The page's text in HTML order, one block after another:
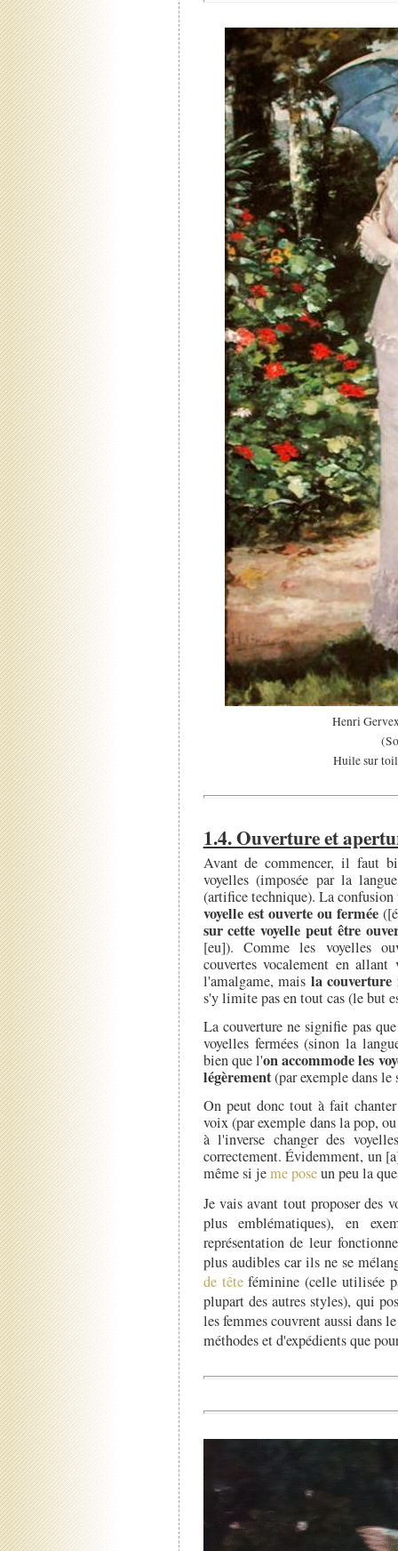
Henri
Huile sur
1.4. Ouverture et
Avant de commencer, il faut
voyelles (imposée par la
(artifice technique). La
voyelle est ouverte ou fermée
sur cette voyelle peut être
[eu]). Comme les voyelles
couvertes vocalement en
l'amalgame, mais la couverture
s'y limite pas en tout cas (le but
La couverture ne signifie pas
voyelles fermées (sinon la
bien que l'on accommode les
légèrement(par exemple dans le
On peut donc tout à fait chanter
voix (par exemple dans la pop,
à l'inverse changer des
correctement. Évidemment, un
même si jeme poseun peu la
Je vais avant tout proposer des
plus emblématiques), en
représentation de leur
plus audibles car ils ne se
de têteféminine (celle utilisée
plupart des autres styles), qui
les femmes couvrent aussi dans
méthodes et d'expédients que